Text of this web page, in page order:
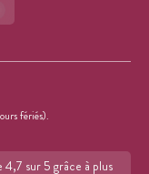
fériés).
sur 5 grâce à plus